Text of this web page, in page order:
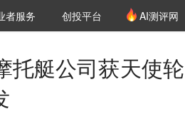
投氪堂
者服务 创投平台 AI测评网
托艇公司获天使轮